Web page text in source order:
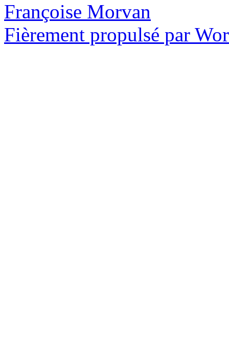
Françoise Morvan
Fièrement propulsé par